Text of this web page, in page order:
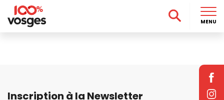
Inscription à la Newsletter
MENU